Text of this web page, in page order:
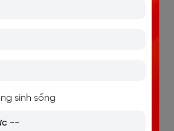
Anh giao tiếp dành riêng cho
giao tiếp TRỰC TUYẾN NHÓM
liệu tiếng Anh
đúng của tính từ trong ngoặc
in the world.
sinh sống